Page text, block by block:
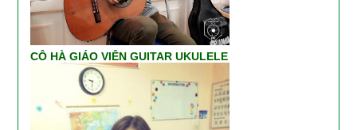
CÔ HÀ GIÁO VIÊN GUITAR UKULELE